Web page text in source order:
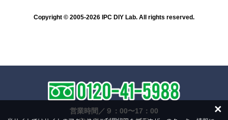
×
Copyright © 2005-2026 IPC DIY Lab. All rights reserved.
営業時間／９：00〜17：00